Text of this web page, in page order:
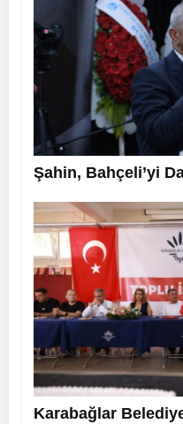
Şahin, Bahçeli’yi
Karabağlar